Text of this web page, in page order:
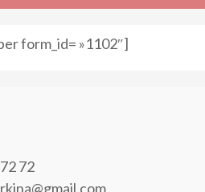
form_id= »1102″]
72